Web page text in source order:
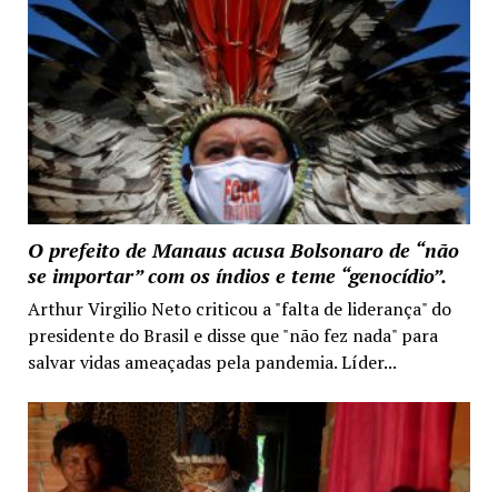
O prefeito de Manaus acusa Bolsonaro de “não
se importar” com os índios e teme “genocídio”.
Arthur Virgilio Neto criticou a "falta de liderança" do
presidente do Brasil e disse que "não fez nada" para
salvar vidas ameaçadas pela pandemia. Líder...